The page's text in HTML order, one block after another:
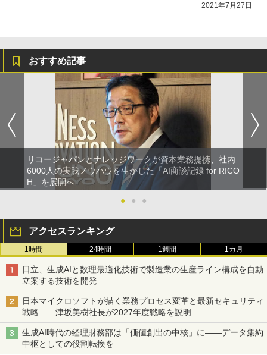
2021年7月27日
おすすめ記事
リコージャパンとナレッジワークが資本業務提携、社内
6000人の実践ノウハウを生かした「AI商談記録 for RICO
H」を展開へ
●
● ●
アクセスランキング
1時間 24時間 1週間 1カ月
日立、生成AIと数理最適化技術で製造業の生産ライン構成を自動
立案する技術を開発
日本マイクロソフトが描く業務プロセス変革と最新セキュリティ
戦略――津坂美樹社長が2027年度戦略を説明
生成AI時代の経理財務部は「価値創出の中核」に――データ集約
中枢としての役割転換を